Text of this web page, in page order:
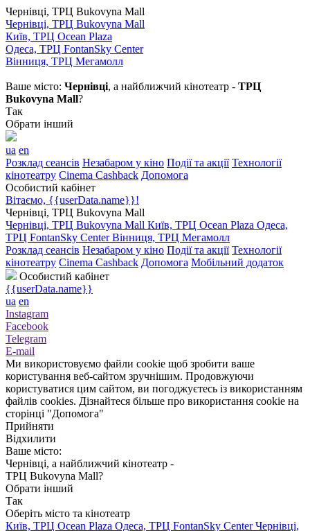
Чернівці, ТРЦ Bukovyna Mall
Чернівці, ТРЦ Bukovyna Mall
Київ, ТРЦ Ocean Plaza
Одеса, ТРЦ FontanSky Center
Вінниця, ТРЦ Мегамолл
Ваше місто: Чернівці, а найближчий кінотеатр - ТРЦ
Bukovyna Mall?
Так
Обрати інший
ua en
Розклад сеансів Незабаром у кіно Події та акції Технології
кінотеатру Cinema Cashback Допомога
Особистий кабінет
Вітаємо, {{userData.name}}!
Чернівці, ТРЦ Bukovyna Mall
Чернівці, ТРЦ Bukovyna Mall Київ, ТРЦ Ocean Plaza Одеса,
ТРЦ FontanSky CenterВінниця, ТРЦ Мегамолл
Розклад сеансів Незабаром у кіно Події та акції Технології
кінотеатру Cinema Cashback Допомога Мобільний додаток
Особистий кабінет
{{userData.name}}
ua en
Instagram
Facebook
Telegram
E-mail
Ми використовуємо файли cookie щоб зробити ваше
користування веб-сайтом зручнішим. Продовжуючи
користуватися цим сайтом, ви погоджуєтесь із використанням
файлів cookies. Дізнайтеся більше про використання cookie на
сторінці "Допомога"
Прийняти
Відхилити
Ваше місто:
Чернівці, а найближчий кінотеатр -
ТРЦ Bukovyna Mall?
Обрати інший
Так
Оберіть місто та кінотеатр
Київ, ТРЦ Ocean Plaza Одеса, ТРЦ FontanSky CenterЧернівці,